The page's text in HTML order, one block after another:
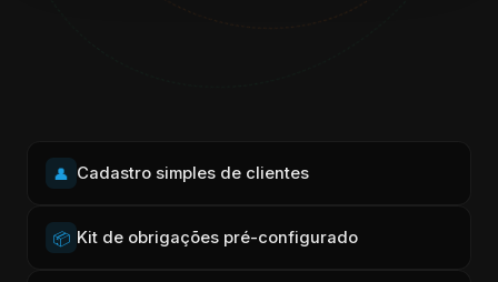
👤 Cadastro simples de clientes
📦 Kit de obrigações pré-configurado